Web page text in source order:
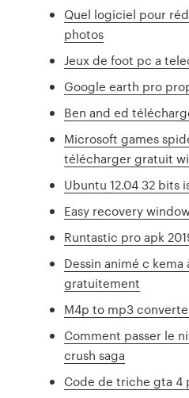
Quel logiciel pour
photos
Jeux de foot pc a
Google earth pro
Ben and ed
Microsoft games
télécharger gratuit
Ubuntu 12.04 32 bits
Easy recovery
Runtastic pro apk
Dessin animé c
gratuitement
M4p to mp3
Comment passer le
crush saga
Code de triche gta 4